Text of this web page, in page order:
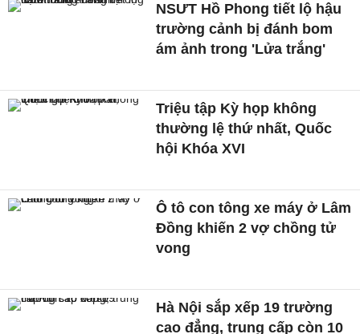
NSƯT Hồ Phong tiết lộ hậu
trường cảnh bị đánh bom
ám ảnh trong 'Lửa trắng'
Triệu tập Kỳ họp không
thường lệ thứ nhất, Quốc
hội Khóa XVI
Ô tô con tông xe máy ở Lâm
Đồng khiến 2 vợ chồng tử
vong
Hà Nội sắp xếp 19 trường
cao đẳng, trung cấp còn 10